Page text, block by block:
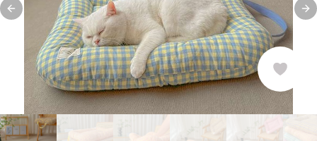
Previous slide